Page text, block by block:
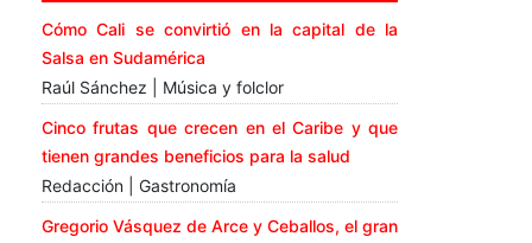
Cómo Cali se convirtió en la capital de la
Salsa en Sudamérica
Raúl Sánchez | Música y folclor
Cinco frutas que crecen en el Caribe y que
tienen grandes beneficios para la salud
Redacción | Gastronomía
Gregorio Vásquez de Arce y Ceballos, el gran